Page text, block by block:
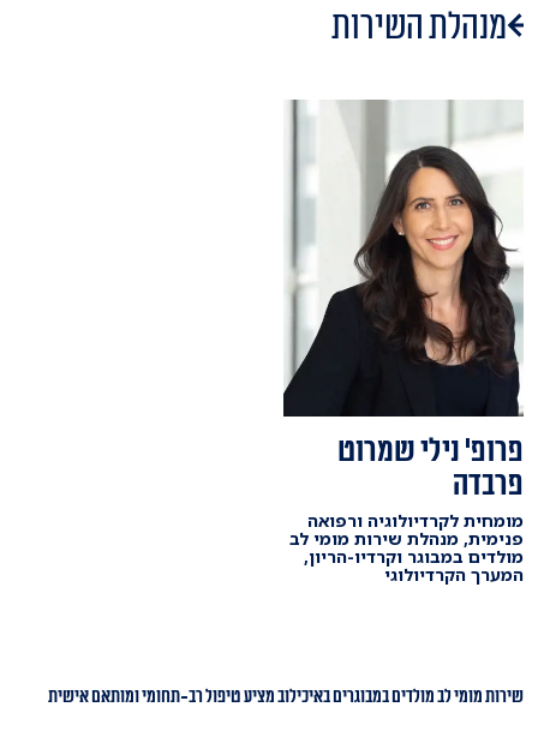
מנהלת השירות
פרופ' נילי שמרוט
פרבדה
מומחית לקרדיולוגיה ורפואה
פנימית, מנהלת שירות מומי לב
מולדים במבוגר וקרדיו-הריון,
המערך הקרדיולוגי
שירות מומי לב מולדים במבוגרים באיכילוב מציע טיפול רב-תחומי ומותאם אישית